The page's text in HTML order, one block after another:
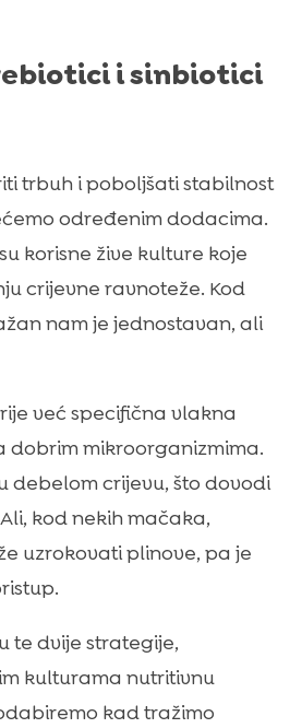
i sinbiotici
trbuh i poboljšati stabilnost
određenim dodacima.
korisne žive kulture koje
crijevne ravnoteže. Kod
nam je jednostavan, ali
već specifična vlakna
dobrim mikroorganizmima.
debelom crijevu, što dovodi
kod nekih mačaka,
uzrokovati plinove, pa je
te dvije strategije,
kulturama nutritivnu
kad tražimo